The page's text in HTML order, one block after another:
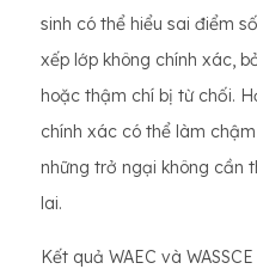
sinh có thể hiểu sai điểm
xếp lớp không chính xác,
hoặc thậm chí bị từ chối.
chính xác có thể làm
những trở ngại không cần
lai.
Kết quả WAEC và